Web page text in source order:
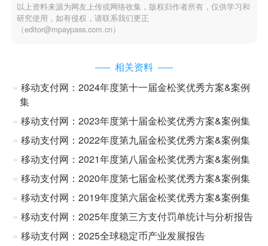
以上资料来源为网友上传或网络收集，版权归作者所有，仅供学习和
研究使用，如有侵权，请联系我们更正
（editor@mpaypass.com.cn）
相关资料
移动支付网：2024年度第十一届金松奖优秀方案&案例
集
移动支付网：2023年度第十届金松奖优秀方案&案例集
移动支付网：2022年度第九届金松奖优秀方案&案例集
移动支付网：2021年度第八届金松奖优秀方案&案例集
移动支付网：2020年度第七届金松奖优秀方案&案例集
移动支付网：2019年度第六届金松奖优秀方案&案例集
移动支付网：2025年度第三方支付罚单统计与分析报告
移动支付网：2025全球稳定币产业发展报告